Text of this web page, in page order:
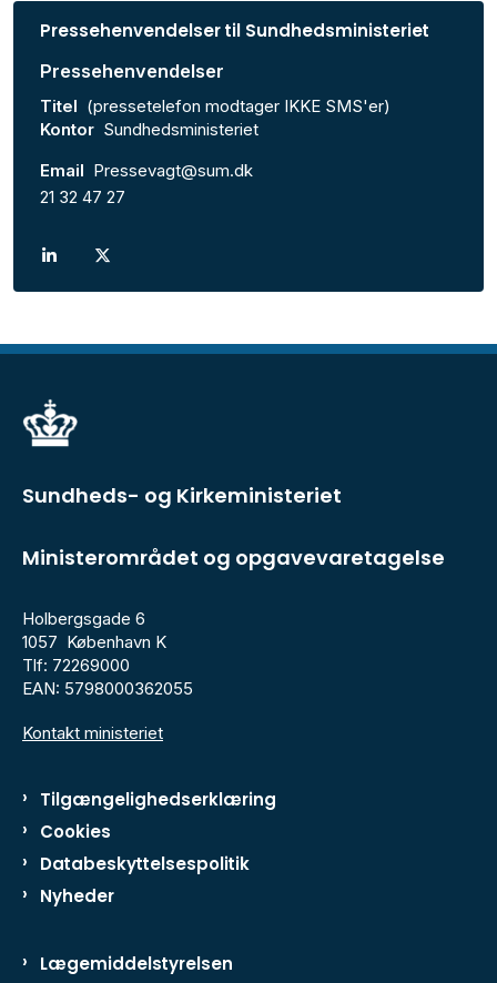
Pressehenvendelser til Sundhedsministeriet
Pressehenvendelser
Titel (pressetelefon modtager IKKE SMS'er)
Kontor Sundhedsministeriet
Email Pressevagt@sum.dk
21 32 47 27
Sundheds- og Kirkeministeriet
Ministerområdet og opgavevaretagelse
Holbergsgade 6
1057 København K
Tlf: 72269000
EAN: 5798000362055
Kontakt ministeriet
Tilgængelighedserklæring
Cookies
Databeskyttelsespolitik
Nyheder
Lægemiddelstyrelsen